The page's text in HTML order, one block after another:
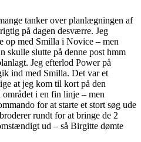
tanker over planlægningen af
på dagen desværre. Jeg
op med Smilla i Novice – men
skulle slutte på denne post hmm
Jeg efterlod Power på
ind med Smilla. Det var et
at jeg kom til kort på den
i en fin linje – men
for at starte et stort søg ude
rundt for at bringe de 2
ud – så Birgitte dømte